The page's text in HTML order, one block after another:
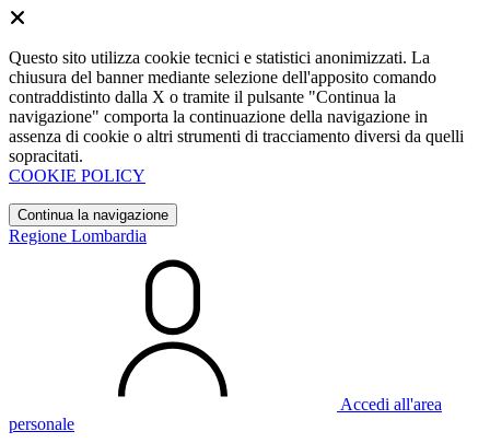
Questo sito utilizza cookie tecnici e statistici anonimizzati. La
chiusura del banner mediante selezione dell'apposito comando
contraddistinto dalla X o tramite il pulsante "Continua la
navigazione" comporta la continuazione della navigazione in
assenza di cookie o altri strumenti di tracciamento diversi da quelli
sopracitati.
COOKIE POLICY
Continua la navigazione
Regione Lombardia
Accedi all'area
personale